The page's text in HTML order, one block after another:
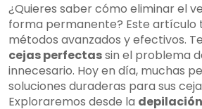
¿Quieres saber cómo eliminar el
forma permanente? Este artículo
métodos avanzados y efectivos.
cejas perfectassin el problema
innecesario. Hoy en día, muchas
soluciones duraderas para sus
Exploraremos desde la